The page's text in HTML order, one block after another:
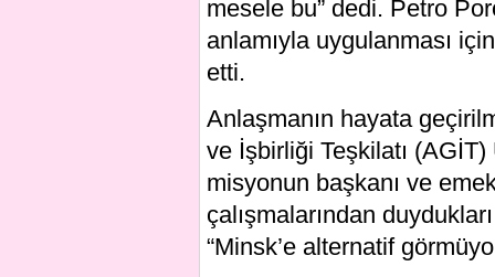
mesele bu” dedi. Petro
anlamıyla uygulanması
etti.
Anlaşmanın hayata
ve İşbirliği Teşkilatı
misyonun başkanı ve
çalışmalarından
“Minsk’e alternatif